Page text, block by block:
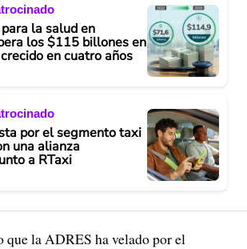
la salud en
los $115 billones en
en cuatro años
por el segmento taxi
una alianza
a RTaxi
que la ADRES ha velado por el